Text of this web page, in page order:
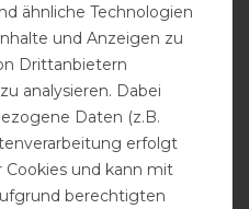
0
0
0
0
ähnliche Technologien
und Anzeigen zu
Drittanbietern
analysieren. Dabei
Daten (z.B.
erfolgt
und kann mit
berechtigten